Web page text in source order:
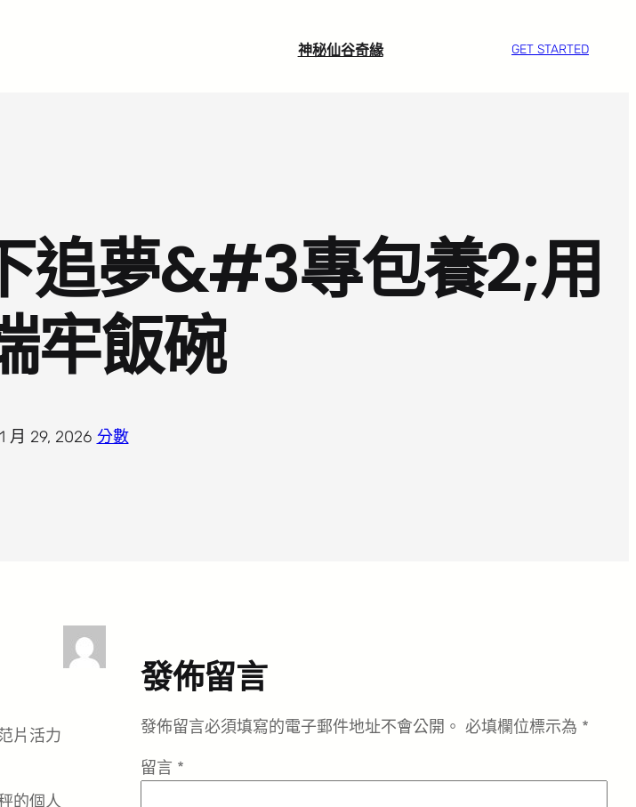
神秘仙谷奇緣 GET STARTED
追夢&#3專包養2;用
牢飯碗
1 月 29, 2026· 分數
片活力
的個人
發佈留言
發佈留言必須填寫的電子郵件地址不會公開。 必填欄位標示為 *
留言 *